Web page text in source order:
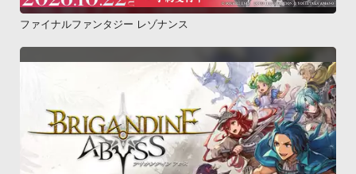
ファイナルファンタジー レゾナンス